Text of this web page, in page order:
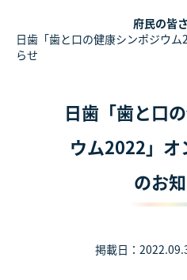
府民の皆
日歯「歯と口の健康シンポジウ
らせ
日歯「歯と口
ウム2022」
のお
掲載日：